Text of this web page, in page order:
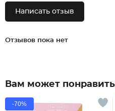
Написать отзыв
Отзывов пока нет
Вам может
-70%